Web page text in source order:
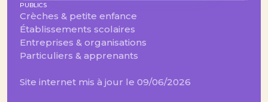
PUBLICS
Crèches & petite enfance
Établissements scolaires
Entreprises & organisations
Particuliers & apprenants
Site internet mis à jour le 09/06/2026